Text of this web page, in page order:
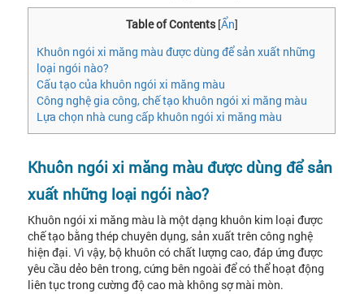
Table of Contents[Ẩn]
Khuôn ngói xi măng màu được dùng để sản xuất những
loại ngói nào?
Cấu tạo của khuôn ngói xi măng màu
Công nghệ gia công, chế tạo khuôn ngói xi măng màu
Lựa chọn nhà cung cấp khuôn ngói xi măng màu
Khuôn ngói xi măng màu được dùng để sản
xuất những loại ngói nào?
Khuôn ngói xi măng màu là một dạng khuôn kim loại được
chế tạo bằng thép chuyên dụng, sản xuất trên công nghệ
hiện đại. Vì vậy, bộ khuôn có chất lượng cao, đáp ứng được
yêu cầu dẻo bên trong, cứng bên ngoài để có thể hoạt động
liên tục trong cường độ cao mà không sợ mài mòn.